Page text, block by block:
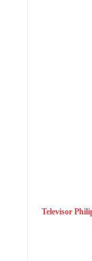
Televisor